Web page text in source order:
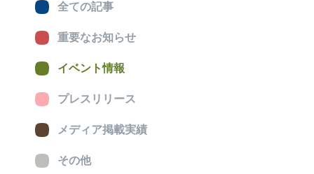
全ての記事
重要なお知らせ
イベント情報
プレスリリース
メディア掲載実績
その他